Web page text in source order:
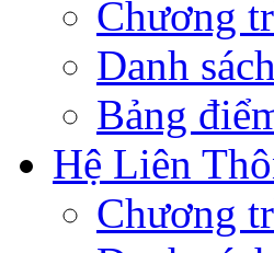
Chương
Danh
Bảng
Hệ Liên
Chương